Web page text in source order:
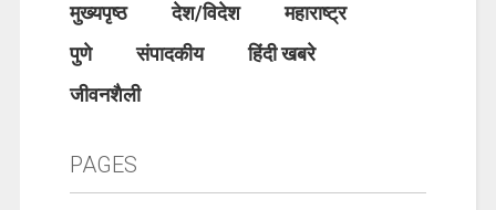
मुख्यपृष्ठ देश/विदेश
महाराष्ट्र
पुणे
संपादकीय
हिंदी खबरे
जीवनशैली
PAGES